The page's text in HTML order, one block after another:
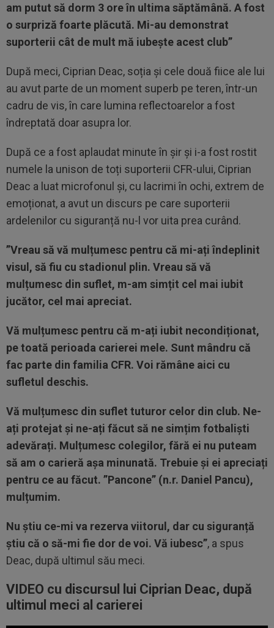
am putut să dorm 3 ore în ultima săptămână. A fost
o surpriză foarte plăcută. Mi-au demonstrat
suporterii cât de mult mă iubește acest club”
După meci, Ciprian Deac, soția și cele două fiice ale lui
au avut parte de un moment superb pe teren, într-un
cadru de vis, în care lumina reflectoarelor a fost
îndreptată doar asupra lor.
După ce a fost aplaudat minute în șir și i-a fost rostit
numele la unison de toți suporterii CFR-ului, Ciprian
Deac a luat microfonul și, cu lacrimi în ochi, extrem de
emoționat, a avut un discurs pe care suporterii
ardelenilor cu siguranță nu-l vor uita prea curând.
”Vreau să vă mulțumesc pentru că mi-ați îndeplinit
visul, să fiu cu stadionul plin. Vreau să vă
mulțumesc din suflet, m-am simțit cel mai iubit
jucător, cel mai apreciat.
Vă mulțumesc pentru că m-ați iubit necondiționat,
pe toată perioada carierei mele. Sunt mândru că
fac parte din familia CFR. Voi rămâne aici cu
sufletul deschis.
Vă mulțumesc din suflet tuturor celor din club. Ne-
ați protejat și ne-ați făcut să ne simțim fotbaliști
adevărați. Mulțumesc colegilor, fără ei nu puteam
să am o carieră așa minunată. Trebuie și ei apreciați
pentru ce au făcut. ”Pancone” (n.r. Daniel Pancu),
mulțumim.
Nu știu ce-mi va rezerva viitorul, dar cu siguranță
știu că o să-mi fie dor de voi. Vă iubesc”, a spus
Deac, după ultimul său meci.
VIDEO cu discursul lui Ciprian Deac, după
ultimul meci al carierei